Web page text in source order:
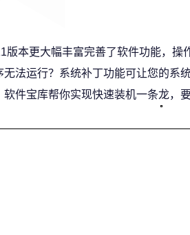
版本更大幅丰富完善了软件功能，操
无法运行？系统补丁功能可让您的系
软件宝库帮你实现快速装机一条龙，